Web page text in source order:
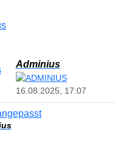
Adminius
16.08.2025, 17:07